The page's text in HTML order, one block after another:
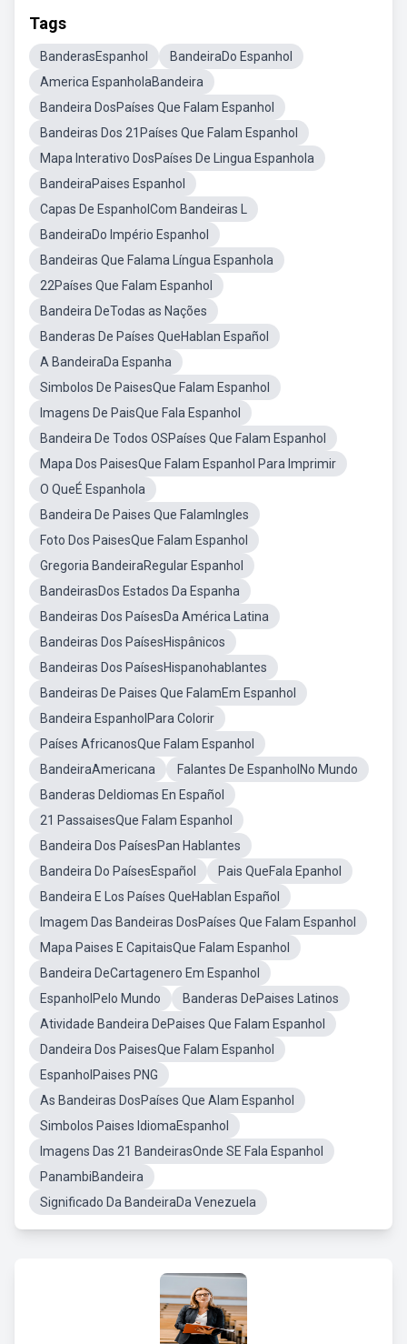
Tags
BanderasEspanhol
BandeiraDo Espanhol
America EspanholaBandeira
Bandeira DosPaíses Que Falam Espanhol
Bandeiras Dos 21Países Que Falam Espanhol
Mapa Interativo DosPaíses De Lingua Espanhola
BandeiraPaises Espanhol
Capas De EspanholCom Bandeiras L
BandeiraDo Império Espanhol
Bandeiras Que Falama Língua Espanhola
22Países Que Falam Espanhol
Bandeira DeTodas as Nações
Banderas De Países QueHablan Español
A BandeiraDa Espanha
Simbolos De PaisesQue Falam Espanhol
Imagens De PaisQue Fala Espanhol
Bandeira De Todos OSPaíses Que Falam Espanhol
Mapa Dos PaisesQue Falam Espanhol Para Imprimir
O QueÉ Espanhola
Bandeira De Paises Que FalamIngles
Foto Dos PaisesQue Falam Espanhol
Gregoria BandeiraRegular Espanhol
BandeirasDos Estados Da Espanha
Bandeiras Dos PaísesDa América Latina
Bandeiras Dos PaísesHispânicos
Bandeiras Dos PaísesHispanohablantes
Bandeiras De Paises Que FalamEm Espanhol
Bandeira EspanholPara Colorir
Países AfricanosQue Falam Espanhol
BandeiraAmericana
Falantes De EspanholNo Mundo
Banderas DeIdiomas En Español
21 PassaisesQue Falam Espanhol
Bandeira Dos PaísesPan Hablantes
Bandeira Do PaísesEspañol
Pais QueFala Epanhol
Bandeira E Los Países QueHablan Español
Imagem Das Bandeiras DosPaíses Que Falam Espanhol
Mapa Paises E CapitaisQue Falam Espanhol
Bandeira DeCartagenero Em Espanhol
EspanholPelo Mundo
Banderas DePaises Latinos
Atividade Bandeira DePaises Que Falam Espanhol
Dandeira Dos PaisesQue Falam Espanhol
EspanholPaises PNG
As Bandeiras DosPaíses Que Alam Espanhol
Simbolos Paises IdiomaEspanhol
Imagens Das 21 BandeirasOnde SE Fala Espanhol
PanambiBandeira
Significado Da BandeiraDa Venezuela